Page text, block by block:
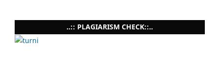
..:: PLAGIARISM CHECK::..